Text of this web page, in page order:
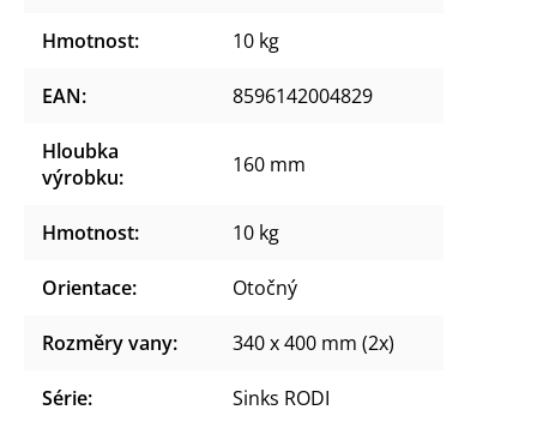
Hmotnost: 10 kg
EAN: 8596142004829
Hloubka
výrobku: 160 mm
Hmotnost: 10 kg
Orientace: Otočný
Rozměry vany: 340 x 400 mm (2x)
Série: Sinks RODI